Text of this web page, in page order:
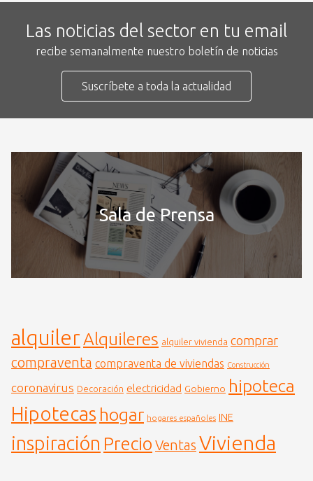
Las noticias del sector en tu email
recibe semanalmente nuestro boletín de noticias
Suscríbete a toda la actualidad
Sala de Prensa
alquiler Alquileres alquiler vivienda comprar
compraventa compraventa de viviendas Construcción
coronavirus Decoración electricidad Gobierno hipoteca
Hipotecas hogar hogares españoles INE
inspiración Precio Ventas Vivienda